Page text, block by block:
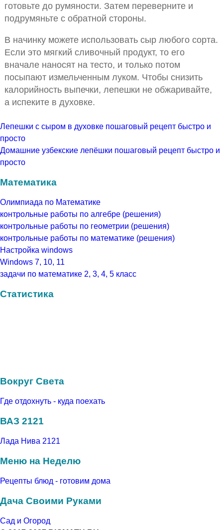
готовьте до румяности. Затем переверните и
подрумяньте с обратной стороны.
В начинку можете использовать сыр любого сорта.
Если это мягкий сливочный продукт, то его
вначале наносят на тесто, и только потом
посыпают измельченным луком. Чтобы снизить
калорийность выпечки, лепешки не обжаривайте,
а испеките в духовке.
Лепешки с сыром в духовке пошаговый рецепт быстро и
просто
Домашние узбекские лепёшки пошаговый рецепт быстро и
просто
Математика
Олимпиада по Математике
контрольные работы по алгебре (решения)
контрольные работы по геометрии (решения)
контрольные работы по математике (решения)
Настройка windows
Windows 7, 10, 11
задачи по математике 2, 3, 4, 5 класс
Статистика
Вокруг Света
Где отдохнуть - куда поехать
ВАЗ 2121
Лада Нива 2121
Меню на Неделю
Рецепты блюд - готовим дома
Дача Своими Руками
Сад и Огород